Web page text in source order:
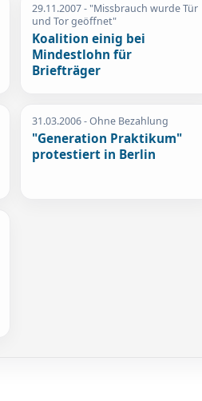
29.11.2007- "Missbrauch wurde Tür
und Tor geöffnet"
Koalition einig bei
Mindestlohn für
Briefträger
31.03.2006- Ohne Bezahlung
"Generation Praktikum"
protestiert in Berlin